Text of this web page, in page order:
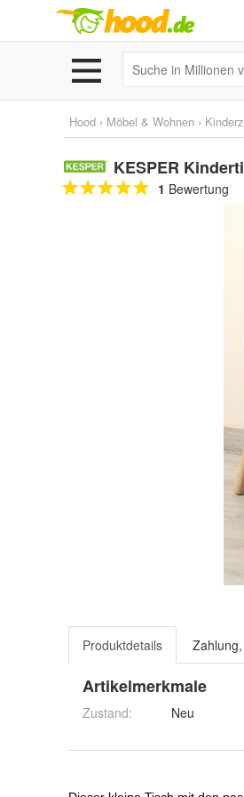
Hood › Möbel & Wohnen ›
KESPER
1 Bewertung
Produktdetails
Artikelmerkmale
Zustand: Neu